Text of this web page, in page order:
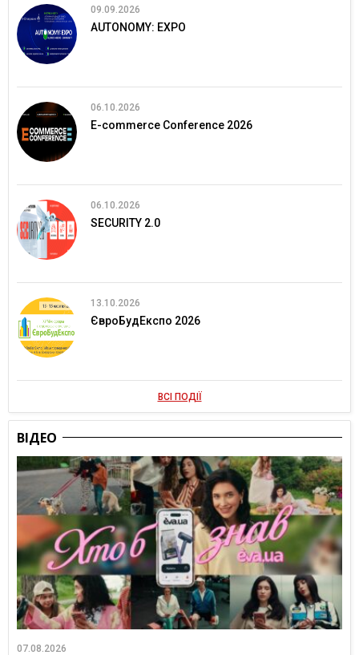
09.09.2026
AUTONOMY: EXPO
06.10.2026
E-commerce Conference 2026
06.10.2026
SECURITY 2.0
13.10.2026
ЄвроБудЕкспо 2026
ВСІ ПОДІЇ
ВІДЕО
07.08.2026